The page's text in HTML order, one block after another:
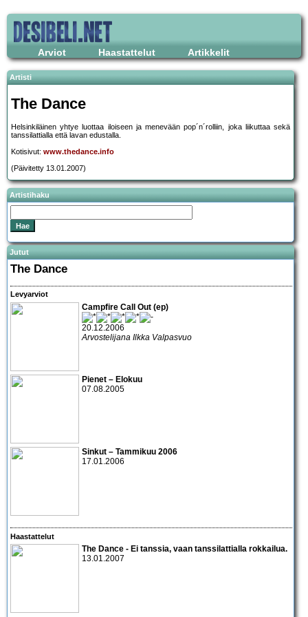
Arviot Haastattelut Artikkelit
Artisti
The Dance
Helsinkiläinen yhtye luottaa iloiseen ja menevään pop´n´rolliin, joka liikuttaa sekä
tanssilattialla että lavan edustalla.
Kotisivut: www.thedance.info
(Päivitetty 13.01.2007)
Artistihaku
Jutut
The Dance
Levyarviot
Campfire Call Out (ep)
20.12.2006
Arvostelijana Ilkka Valpasvuo
Pienet – Elokuu
07.08.2005
Sinkut – Tammikuu 2006
17.01.2006
Haastattelut
The Dance - Ei tanssia, vaan tanssilattialla rokkailua.
13.01.2007